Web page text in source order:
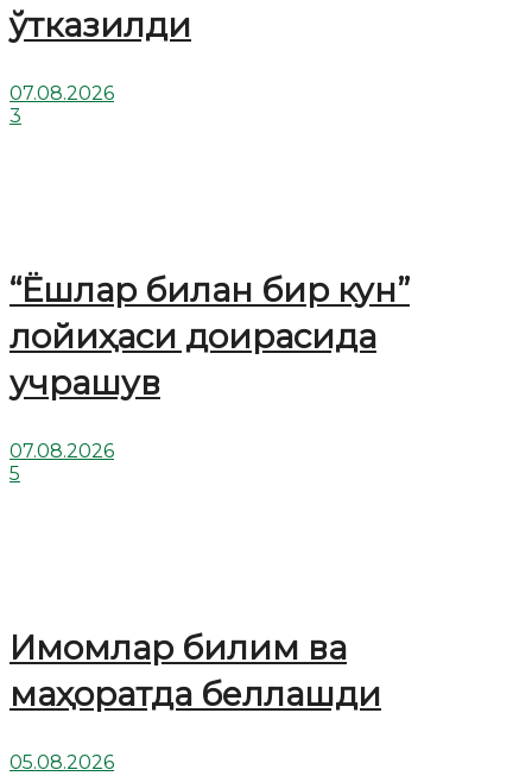
ўтказилди
07.08.2026
3
“Ёшлар билан бир кун”
лойиҳаси доирасида
учрашув
07.08.2026
5
Имомлар билим ва
маҳоратда беллашди
05.08.2026